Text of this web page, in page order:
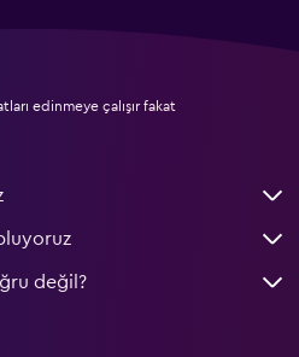
edinmeye çalışır fakat
değil?